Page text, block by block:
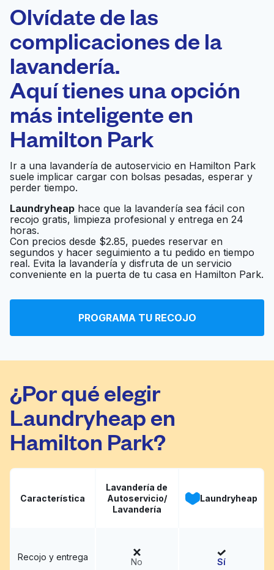
Laundryheap.com
Programa tu recogida
0 min
Recojo y entrega
casa
Abierto 24/7
Laundry City Ir al sitio web
Borinquen
Laundromat
Ir al sitio web
Kim's Cleaners Ir al sitio web
Regal laundromat Ir al sitio web
Olvídate de las
complicaciones de la
lavandería.
Aquí tienes una opción
más inteligente en
Hamilton Park
Ir a una lavandería de autoservicio en Hamilton Park
suele implicar cargar con bolsas pesadas, esperar y
perder tiempo.
Laundryheap hace que la lavandería sea fácil con
recojo gratis, limpieza profesional y entrega en 24
horas.
Con precios desde $2.85, puedes reservar en
segundos y hacer seguimiento a tu pedido en tiempo
real. Evita la lavandería y disfruta de un servicio
conveniente en la puerta de tu casa en Hamilton Park.
PROGRAMA TU RECOJO
¿Por qué elegir
Laundryheap en
Hamilton Park?
Característica
Lavandería de
Autoservicio/
Lavandería
Laundryheap
Recojo y entrega No Sí